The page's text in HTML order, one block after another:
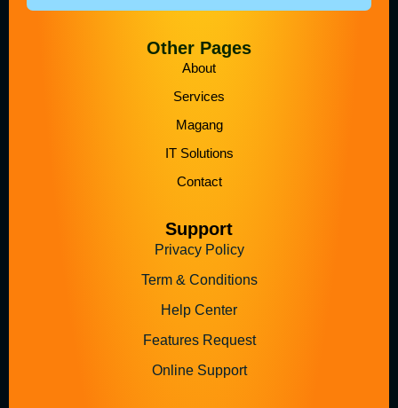
Other Pages
About
Services
Magang
IT Solutions
Contact
Support
Privacy Policy
Term & Conditions
Help Center
Features Request
Online Support